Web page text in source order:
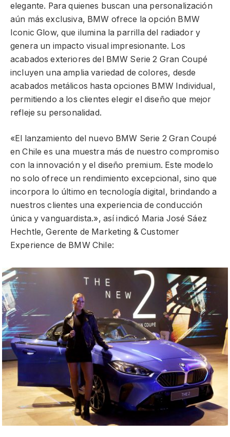
elegante. Para quienes buscan una personalización
aún más exclusiva, BMW ofrece la opción BMW
Iconic Glow, que ilumina la parrilla del radiador y
genera un impacto visual impresionante. Los
acabados exteriores del BMW Serie 2 Gran Coupé
incluyen una amplia variedad de colores, desde
acabados metálicos hasta opciones BMW Individual,
permitiendo a los clientes elegir el diseño que mejor
refleje su personalidad.
«El lanzamiento del nuevo BMW Serie 2 Gran Coupé
en Chile es una muestra más de nuestro compromiso
con la innovación y el diseño premium. Este modelo
no solo ofrece un rendimiento excepcional, sino que
incorpora lo último en tecnología digital, brindando a
nuestros clientes una experiencia de conducción
única y vanguardista.», así indicó Maria José Sáez
Hechtle, Gerente de Marketing & Customer
Experience de BMW Chile: